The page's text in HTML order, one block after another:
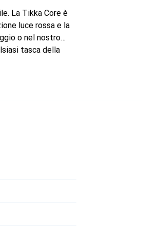
La Tikka Core è
luce rossa e la
o nel nostro
tasca della